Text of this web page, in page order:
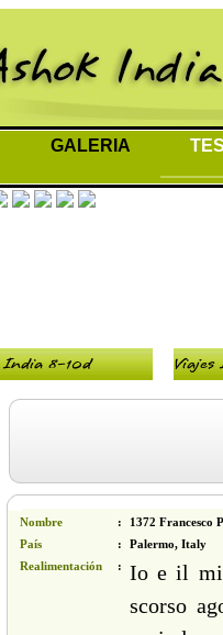
GALERIA
India 8-10d Viajes
Nombre :
1372 Francesco
País
:
Palermo, Italy
Realimentación
:
Io e il
scorso